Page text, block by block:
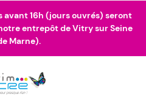
avant 16h (jours ouvrés) seront
entrepôt de Vitry sur Seine
Marne).